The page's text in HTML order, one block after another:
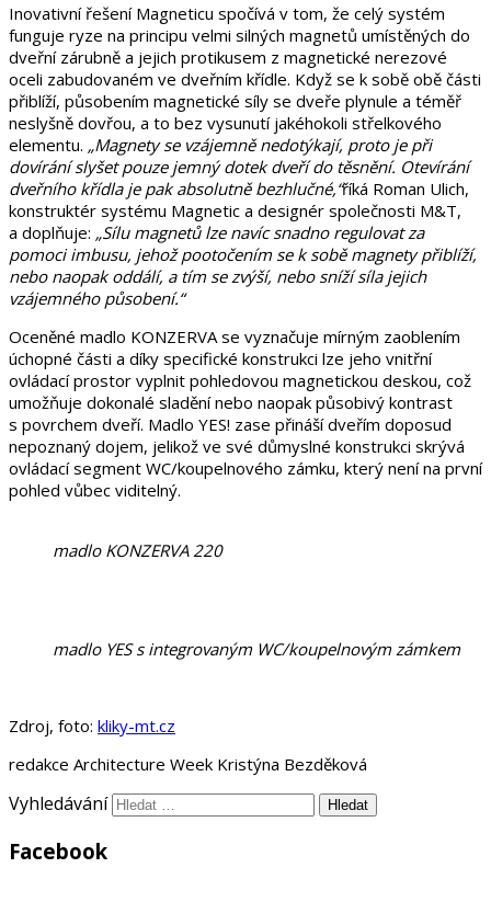
Inovativní řešení Magneticu spočívá v tom, že celý systém
funguje ryze na principu velmi silných magnetů umístěných do
dveřní zárubně a jejich protikusem z magnetické nerezové
oceli zabudovaném ve dveřním křídle. Když se k sobě obě části
přiblíží, působením magnetické síly se dveře plynule a téměř
neslyšně dovřou, a to bez vysunutí jakéhokoli střelkového
elementu. „Magnety se vzájemně nedotýkají, proto je při
dovírání slyšet pouze jemný dotek dveří do těsnění. Otevírání
dveřního křídla je pak absolutně bezhlučné,“říká Roman Ulich,
konstruktér systému Magnetic a designér společnosti M&T,
a doplňuje: „Sílu magnetů lze navíc snadno regulovat za
pomoci imbusu, jehož pootočením se k sobě magnety přiblíží,
nebo naopak oddálí, a tím se zvýší, nebo sníží síla jejich
vzájemného působení.“
Oceněné madlo KONZERVA se vyznačuje mírným zaoblením
úchopné části a díky specifické konstrukci lze jeho vnitřní
ovládací prostor vyplnit pohledovou magnetickou deskou, což
umožňuje dokonalé sladění nebo naopak působivý kontrast
s povrchem dveří. Madlo YES! zase přináší dveřím doposud
nepoznaný dojem, jelikož ve své důmyslné konstrukci skrývá
ovládací segment WC/koupelnového zámku, který není na první
pohled vůbec viditelný.
madlo KONZERVA 220
madlo YES s integrovaným WC/koupelnovým zámkem
Zdroj, foto: kliky-mt.cz
redakce Architecture Week Kristýna Bezděková
Vyhledávání
Facebook